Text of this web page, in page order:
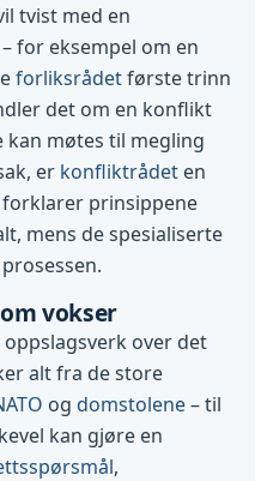
tvist med en
for eksempel om en
forliksrådetførste trinn
det om en konflikt
møtes til megling
er konfliktrådet en
prinsippene
mens de spesialiserte
vokser
over det
alt fra de store
ogdomstolene– til
kan gjøre en
,